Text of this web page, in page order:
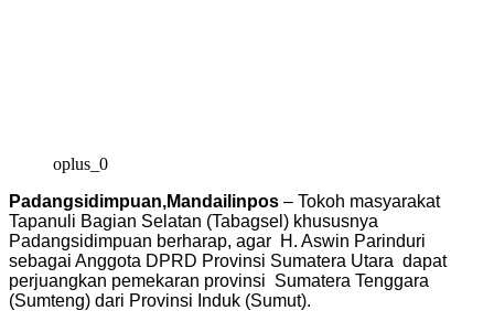
oplus_0
Padangsidimpuan,Mandailinpos – Tokoh masyarakat
Tapanuli Bagian Selatan (Tabagsel) khususnya
Padangsidimpuan berharap, agar H. Aswin Parinduri
sebagai Anggota DPRD Provinsi Sumatera Utara dapat
perjuangkan pemekaran provinsi Sumatera Tenggara
(Sumteng) dari Provinsi Induk (Sumut).